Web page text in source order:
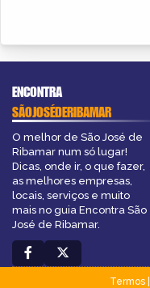
ENCONTRA
SÃOJOSÉDERIBAMAR
O melhor de São José de
Ribamar num só lugar!
Dicas, onde ir, o que fazer,
as melhores empresas,
locais, serviços e muito
mais no guia Encontra São
José de Ribamar.
Termos|